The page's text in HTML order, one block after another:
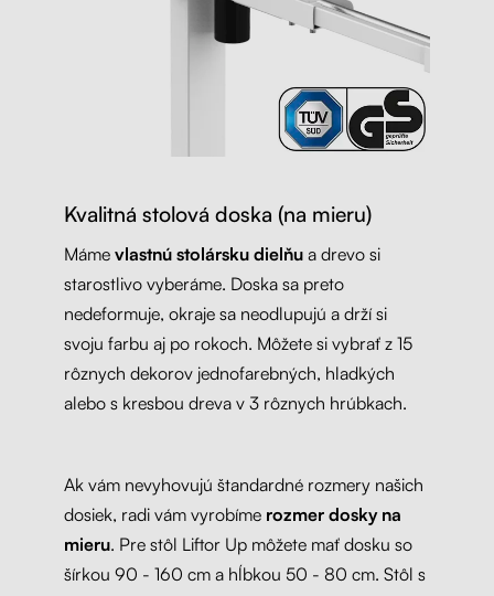
Kvalitná stolová doska (na mieru)
Máme vlastnú stolársku dielňua drevo si
starostlivo vyberáme. Doska sa preto
nedeformuje, okraje sa neodlupujú a drží si
svoju farbu aj po rokoch. Môžete si vybrať z 15
rôznych dekorov jednofarebných, hladkých
alebo s kresbou dreva v 3 rôznych hrúbkach.
Ak vám nevyhovujú štandardné rozmery našich
dosiek, radi vám vyrobíme rozmer dosky na
mieru. Pre stôl Liftor Up môžete mať dosku so
šírkou 90 - 160 cm a hĺbkou 50 - 80 cm. Stôl s